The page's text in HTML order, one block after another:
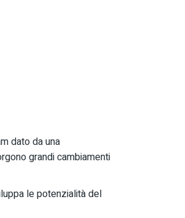
dato da una
grandi cambiamenti
le potenzialità del